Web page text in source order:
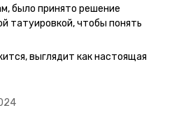
жду результата. Всё очень
плюсом для меня стала
мечт, где тату будет
общем всём советую и
ещё))
было принято решение
татуировкой, чтобы понять
или нет, как оказалось
можно постоянно делать
если одна не понравится
выглядит как настоящая